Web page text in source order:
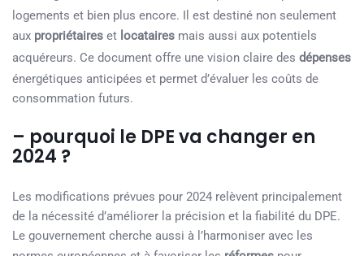
logements et bien plus encore. Il est destiné non seulement
aux propriétaires et locataires mais aussi aux potentiels
acquéreurs. Ce document offre une vision claire des dépenses
énergétiques anticipées et permet d’évaluer les coûts de
consommation futurs.
– pourquoi le DPE va changer en
2024 ?
Les modifications prévues pour 2024 relèvent principalement
de la nécessité d’améliorer la précision et la fiabilité du DPE.
Le gouvernement cherche aussi à l’harmoniser avec les